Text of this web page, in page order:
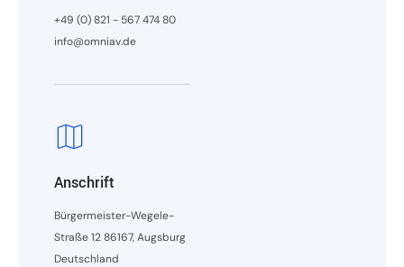
+49 (0) 821 - 567 474 80
info@omniav.de
Anschrift
Bürgermeister-Wegele-
Straße 12 86167, Augsburg
Deutschland